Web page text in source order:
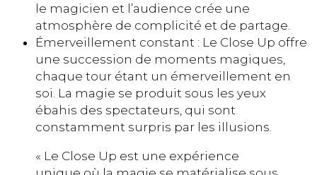
le magicien et l’audience crée une
atmosphère de complicité et de partage.
Émerveillement constant : Le Close Up offre
une succession de moments magiques,
chaque tour étant un émerveillement en
soi. La magie se produit sous les yeux
ébahis des spectateurs, qui sont
constamment surpris par les illusions.
« Le Close Up est une expérience